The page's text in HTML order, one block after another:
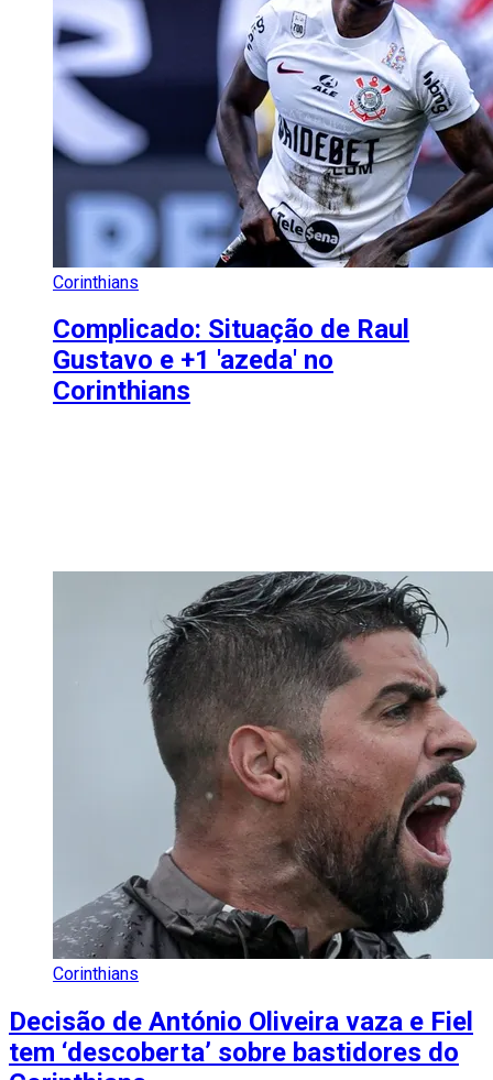
Corinthians
Complicado: Situação de Raul
Gustavo e +1 'azeda' no
Corinthians
Corinthians
Decisão de António Oliveira vaza e Fiel
tem ‘descoberta’ sobre bastidores do